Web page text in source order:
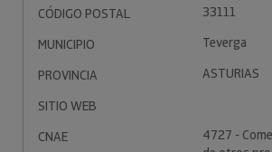
CÓDIGO POSTAL
33111
MUNICIPIO
Teverga
PROVINCIA
ASTURIAS
SITIO WEB
CNAE
4727 -